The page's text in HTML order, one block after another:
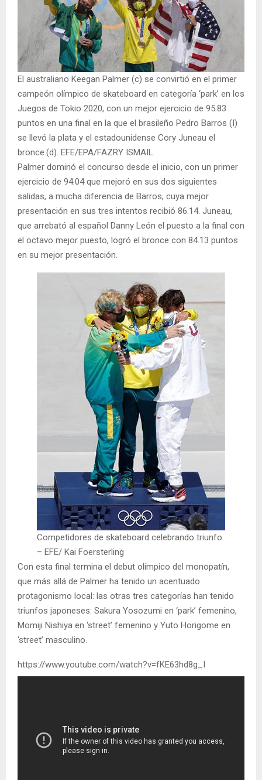
El australiano Keegan Palmer (c) se convirtió en el primer
campeón olímpico de skateboard en categoría ‘park’ en los
Juegos de Tokio 2020, con un mejor ejercicio de 95.83
puntos en una final en la que el brasileño Pedro Barros (I)
se llevó la plata y el estadounidense Cory Juneau el
bronce.(d). EFE/EPA/FAZRY ISMAIL
Palmer dominó el concurso desde el inicio, con un primer
ejercicio de 94.04 que mejoró en sus dos siguientes
salidas, a mucha diferencia de Barros, cuya mejor
presentación en sus tres intentos recibió 86.14. Juneau,
que arrebató al español Danny León el puesto a la final con
el octavo mejor puesto, logró el bronce con 84.13 puntos
en su mejor presentación.
Competidores de skateboard celebrando triunfo
– EFE/ Kai Foersterling
Con esta final termina el debut olímpico del monopatín,
que más allá de Palmer ha tenido un acentuado
protagonismo local: las otras tres categorías han tenido
triunfos japoneses: Sakura Yosozumi en ‘park’ femenino,
Momiji Nishiya en ‘street’ femenino y Yuto Horigome en
‘street’ masculino.
https://www.youtube.com/watch?v=fKE63hd8g_I